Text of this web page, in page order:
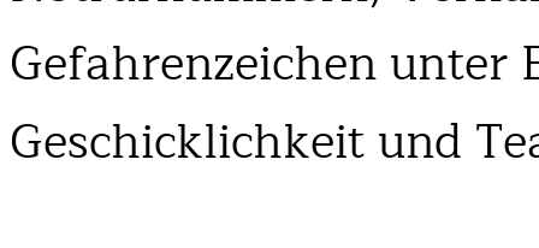
Gefahrenzeichen unter
Geschicklichkeit und